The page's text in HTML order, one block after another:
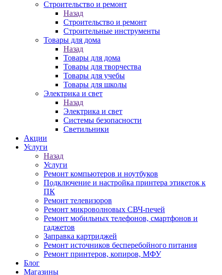
Строительство и ремонт
Назад
Строительство и ремонт
Строительные инструменты
Товары для дома
Назад
Товары для дома
Товары для творчества
Товары для учебы
Товары для школы
Электрика и свет
Назад
Электрика и свет
Системы безопасности
Светильники
Акции
Услуги
Назад
Услуги
Ремонт компьютеров и ноутбуков
Подключение и настройка принтера этикеток к
ПК
Ремонт телевизоров
Ремонт микроволновых СВЧ-печей
Ремонт мобильных телефонов, смартфонов и
гаджетов
Заправка картриджей
Ремонт источников бесперебойного питания
Ремонт принтеров, копиров, МФУ
Блог
Магазины